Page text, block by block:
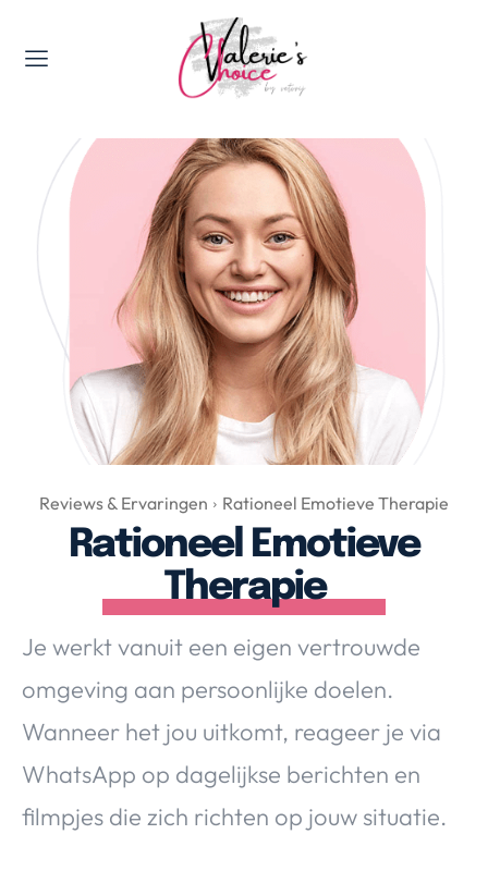
Valerie's Topics
Travel & Culture
Food & Drinks
Happyness & Opmerkelijk
Lifestyle, Sport & Duurzaamheid
Gadgets & Tech
Top 5 van Valerie
Health & Beauty
Huis & Tuin
Nieuws & Media
Over Valerie
Over Valerie
De Top 5
Contact
VALERIE'S CHOICE
Food & Drinks Health & Beauty Gadgets
Huis & Tuin
Travel
Lifestyle
Reviews & Ervaringen Rationeel Emotieve Therapie
Rationeel Emotieve
Therapie
Je werkt vanuit een eigen vertrouwde
omgeving aan persoonlijke doelen.
Wanneer het jou uitkomt, reageer je via
WhatsApp op dagelijkse berichten en
filmpjes die zich richten op jouw situatie.